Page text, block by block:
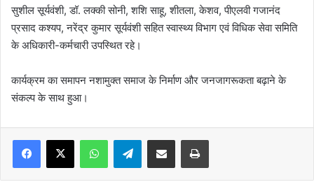
सुशील सूर्यवंशी, डॉ. लक्की सोनी, शशि साहू, शीतला, केशव, पीएलवी गजानंद
प्रसाद कश्यप, नरेंद्र कुमार सूर्यवंशी सहित स्वास्थ्य विभाग एवं विधिक सेवा समिति
के अधिकारी-कर्मचारी उपस्थित रहे।
कार्यक्रम का समापन नशामुक्त समाज के निर्माण और जनजागरूकता बढ़ाने के
संकल्प के साथ हुआ।
Telegram